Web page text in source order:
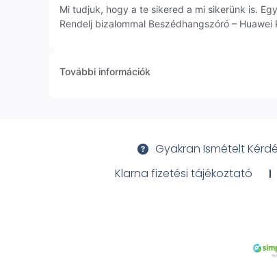
Mi tudjuk, hogy a te sikered a mi sikerünk is.
Rendelj bizalommal Beszédhangszóró –
További információk
Gyakran Ismételt
Klarna fizetési tájékoztató